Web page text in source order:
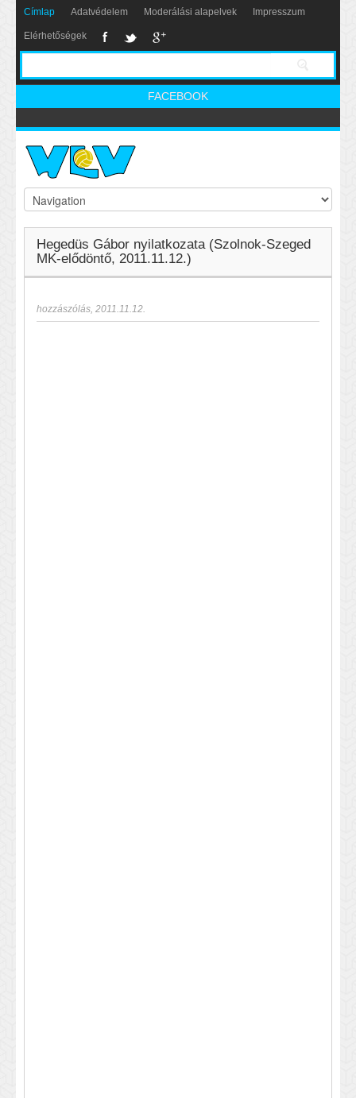
Címlap Adatvédelem Moderálási alapelvek Impresszum
Elérhetőségek
FACEBOOK
Hegedüs Gábor nyilatkozata (Szolnok-Szeged
MK-elődöntő, 2011.11.12.)
hozzászólás, 2011.11.12.